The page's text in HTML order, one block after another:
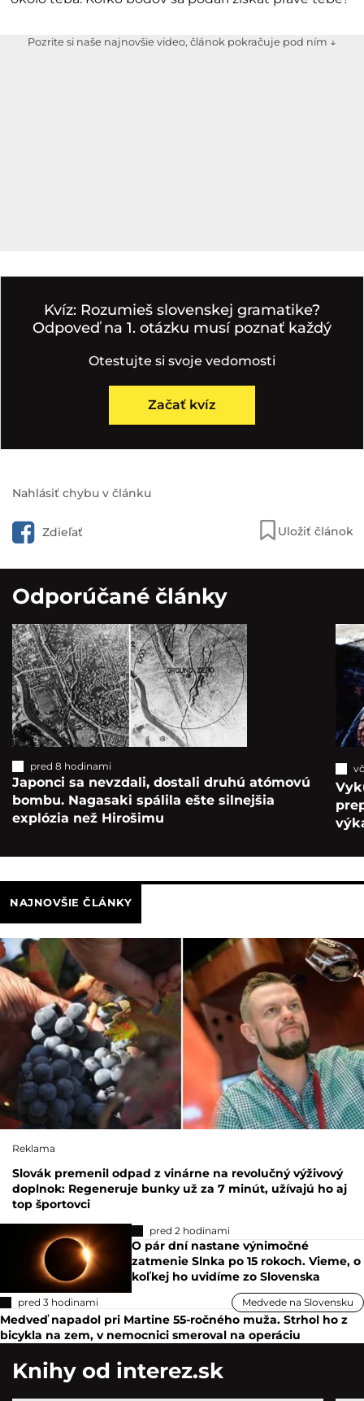
Pozrite si naše najnovšie video, článok pokračuje pod ním ↓
Kvíz: Rozumieš slovenskej gramatike?
Odpoveď na 1. otázku musí poznať každý
Otestujte si svoje vedomosti
Začať kvíz
Nahlásiť chybu v článku
Zdieľať Uložiť článok
Odporúčané články
pred 8 hodinami
Japonci sa nevzdali, dostali druhú atómovú
bombu. Nagasaki spálila ešte silnejšia
explózia než Hirošimu
NAJNOVŠIE ČLÁNKY
Reklama
Slovák premenil odpad z vinárne na revolučný výživový
doplnok: Regeneruje bunky už za 7 minút, užívajú ho aj
top športovci
pred 2 hodinami
O pár dní nastane výnimočné
zatmenie Slnka po 15 rokoch. Vieme, o
koľkej ho uvidíme zo Slovenska
pred 3 hodinami Medvede na Slovensku
Medveď napadol pri Martine 55-ročného muža. Strhol ho z
bicykla na zem, v nemocnici smeroval na operáciu
Knihy od interez.sk